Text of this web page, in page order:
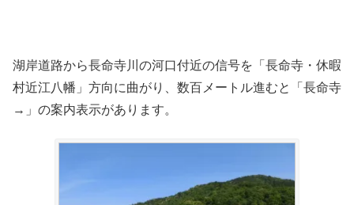
湖岸道路から長命寺川の河口付近の信号を「長命寺・休暇
村近江八幡」方向に曲がり、数百メートル進むと「長命寺
→」の案内表示があります。